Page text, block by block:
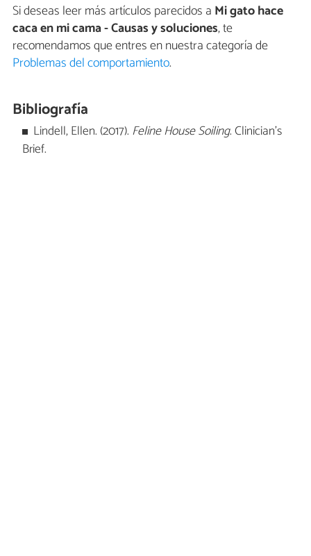
Si deseas leer más artículos parecidos a Mi gato hace
caca en mi cama - Causas y soluciones, te
recomendamos que entres en nuestra categoría de
Problemas del comportamiento.
Bibliografía
Lindell, Ellen. (2017). Feline House Soiling. Clinician's
Brief.